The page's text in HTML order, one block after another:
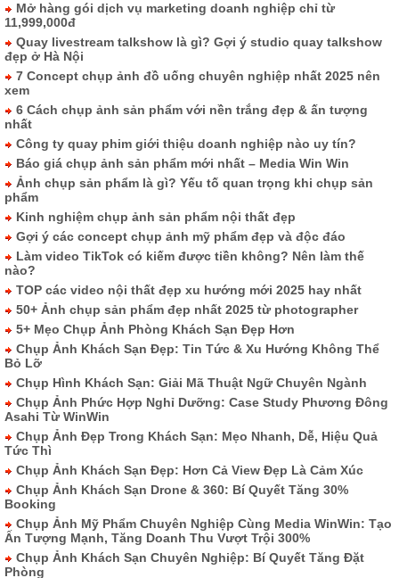
Mở hàng gói dịch vụ marketing doanh nghiệp chỉ từ
11,999,000đ
Quay livestream talkshow là gì? Gợi ý studio quay talkshow
đẹp ở Hà Nội
7 Concept chụp ảnh đồ uống chuyên nghiệp nhất 2025 nên
xem
6 Cách chụp ảnh sản phẩm với nền trắng đẹp & ấn tượng
nhất
Công ty quay phim giới thiệu doanh nghiệp nào uy tín?
Báo giá chụp ảnh sản phẩm mới nhất – Media Win Win
Ảnh chụp sản phẩm là gì? Yếu tố quan trọng khi chụp sản
phẩm
Kinh nghiệm chụp ảnh sản phẩm nội thất đẹp
Gợi ý các concept chụp ảnh mỹ phẩm đẹp và độc đáo
Làm video TikTok có kiếm được tiền không? Nên làm thế
nào?
TOP các video nội thất đẹp xu hướng mới 2025 hay nhất
50+ Ảnh chụp sản phẩm đẹp nhất 2025 từ photographer
5+ Mẹo Chụp Ảnh Phòng Khách Sạn Đẹp Hơn
Chụp Ảnh Khách Sạn Đẹp: Tin Tức & Xu Hướng Không Thể
Bỏ Lỡ
Chụp Hình Khách Sạn: Giải Mã Thuật Ngữ Chuyên Ngành
Chụp Ảnh Phức Hợp Nghỉ Dưỡng: Case Study Phương Đông
Asahi Từ WinWin
Chụp Ảnh Đẹp Trong Khách Sạn: Mẹo Nhanh, Dễ, Hiệu Quả
Tức Thì
Chụp Ảnh Khách Sạn Đẹp: Hơn Cả View Đẹp Là Cảm Xúc
Chụp Ảnh Khách Sạn Drone & 360: Bí Quyết Tăng 30%
Booking
Chụp Ảnh Mỹ Phẩm Chuyên Nghiệp Cùng Media WinWin: Tạo
Ấn Tượng Mạnh, Tăng Doanh Thu Vượt Trội 300%
Chụp Ảnh Khách Sạn Chuyên Nghiệp: Bí Quyết Tăng Đặt
Phòng